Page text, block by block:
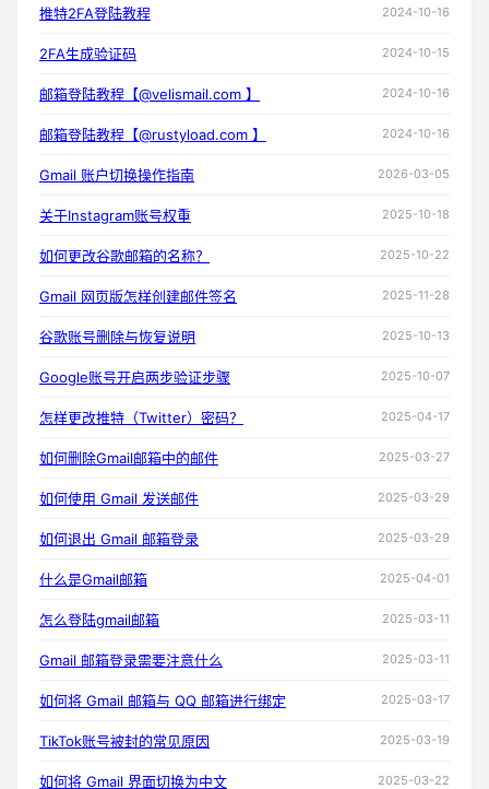
推特2FA登陆教程 2024-10-16
2FA生成验证码 2024-10-15
邮箱登陆教程【@velismail.com 】 2024-10-16
邮箱登陆教程【@rustyload.com 】 2024-10-16
Gmail 账户切换操作指南 2026-03-05
关于Instagram账号权重 2025-10-18
如何更改谷歌邮箱的名称？ 2025-10-22
Gmail 网页版怎样创建邮件签名 2025-11-28
谷歌账号删除与恢复说明 2025-10-13
Google账号开启两步验证步骤 2025-10-07
怎样更改推特（Twitter）密码？ 2025-04-17
如何删除Gmail邮箱中的邮件 2025-03-27
如何使用 Gmail 发送邮件 2025-03-29
如何退出 Gmail 邮箱登录 2025-03-29
什么是Gmail邮箱 2025-04-01
怎么登陆gmail邮箱 2025-03-11
Gmail 邮箱登录需要注意什么 2025-03-11
如何将 Gmail 邮箱与 QQ 邮箱进行绑定 2025-03-17
TikTok账号被封的常见原因 2025-03-19
如何将 Gmail 界面切换为中文 2025-03-22